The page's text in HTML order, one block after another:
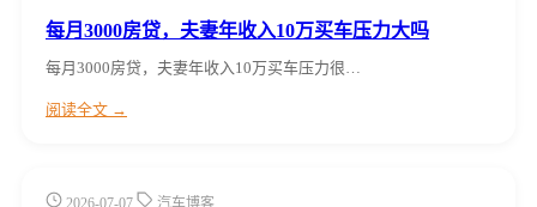
每月3000房贷，夫妻年收入10万买车压力大吗
每月3000房贷，夫妻年收入10万买车压力很…
阅读全文 →
2026-07-07 汽车博客